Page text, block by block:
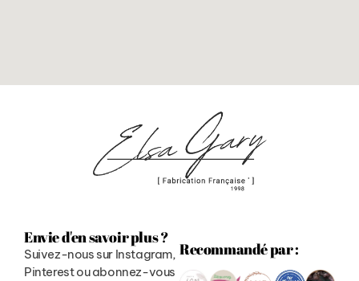
Envie d'en savoir plus ?
Suivez-nous sur Instagram,
Pinterest ou abonnez-vous
Recommandé par :